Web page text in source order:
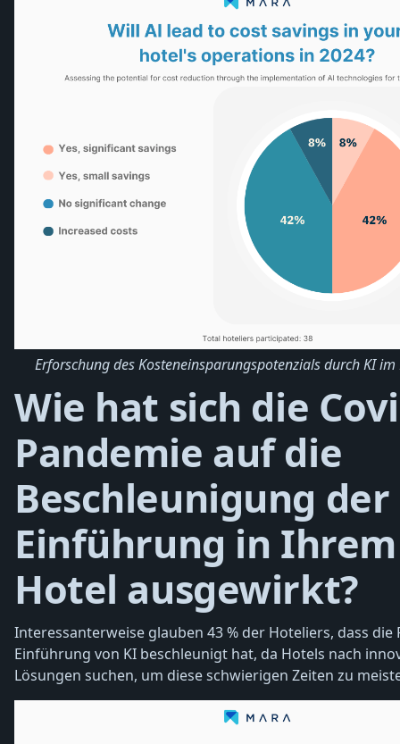
Erforschung des Kosteneinsparungspotenzials durch KI
Wie hat sich die
Pandemie auf die
Beschleunigung der
Einführung in Ihrem
Hotel ausgewirkt?
Interessanterweise glauben 43 % der Hoteliers, dass die
Einführung von KI beschleunigt hat, da Hotels nach
Lösungen suchen, um diese schwierigen Zeiten zu